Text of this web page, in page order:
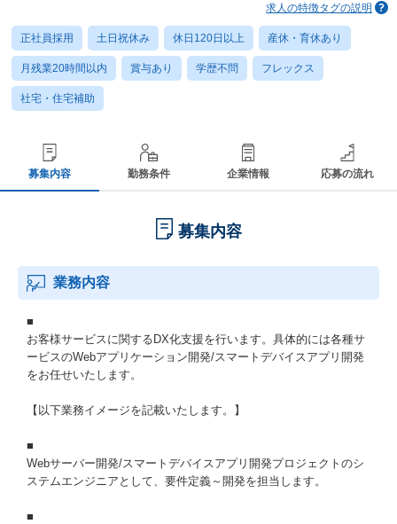
求人の特徴タグの説明
正社員採用 土日祝休み 休日120日以上 産休・育休あり
月残業20時間以内 賞与あり 学歴不問 フレックス
社宅・住宅補助
募集内容 勤務条件 企業情報 応募の流れ
募集内容
業務内容
■
お客様サービスに関するDX化支援を行います。具体的には各種サ
ービスのWebアプリケーション開発/スマートデバイスアプリ開発
をお任せいたします。
【以下業務イメージを記載いたします。】
■
Webサーバー開発/スマートデバイスアプリ開発プロジェクトのシ
ステムエンジニアとして、要件定義～開発を担当します。
■